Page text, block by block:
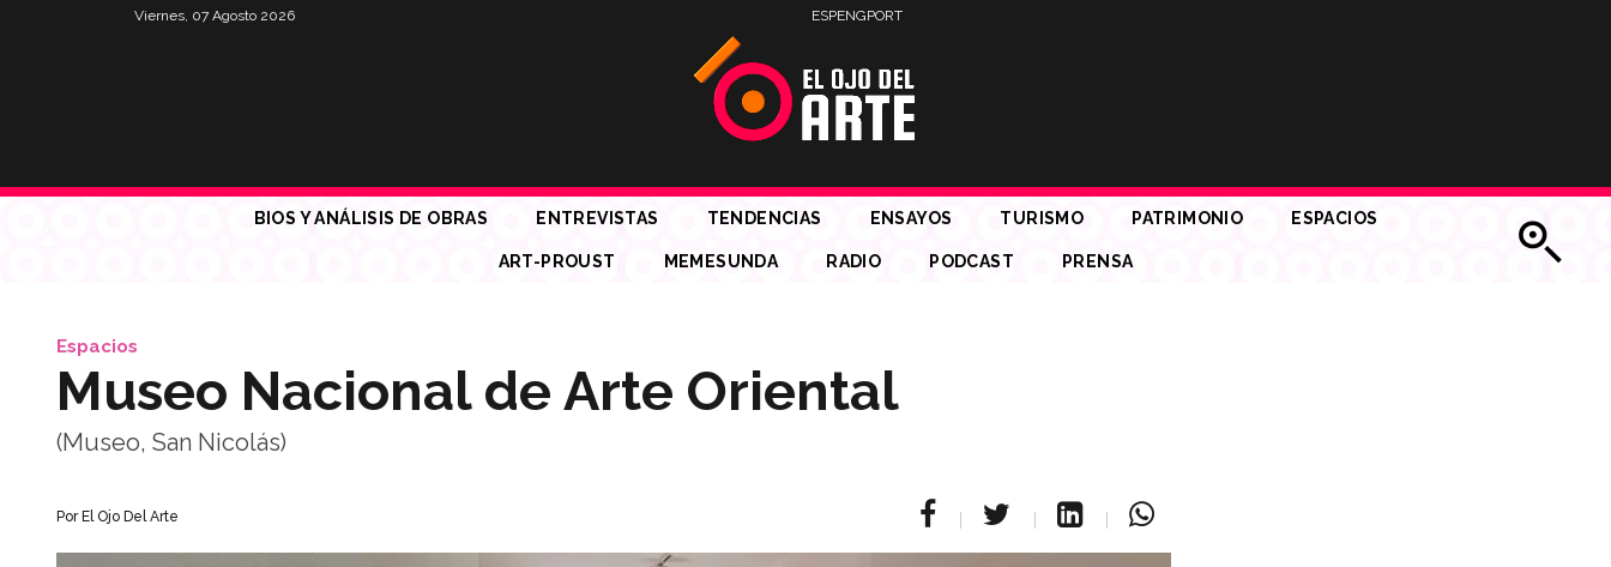
Viernes, 07 Agosto 2026 ESPENGPORT
BIOS Y ANÁLISIS DE OBRAS ENTREVISTAS TENDENCIAS ENSAYOS TURISMO PATRIMONIO ESPACIOS
ART-PROUST MEMESUNDA RADIO PODCAST PRENSA
Espacios
Museo Nacional de Arte Oriental
(Museo, San Nicolás)
Por El Ojo Del Arte